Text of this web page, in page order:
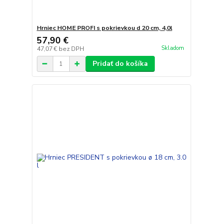
Hrniec HOME PROFI s pokrievkou d 20 cm, 4,0l
57,90 €
47,07 € bez DPH Skladom
Pridať do košíka